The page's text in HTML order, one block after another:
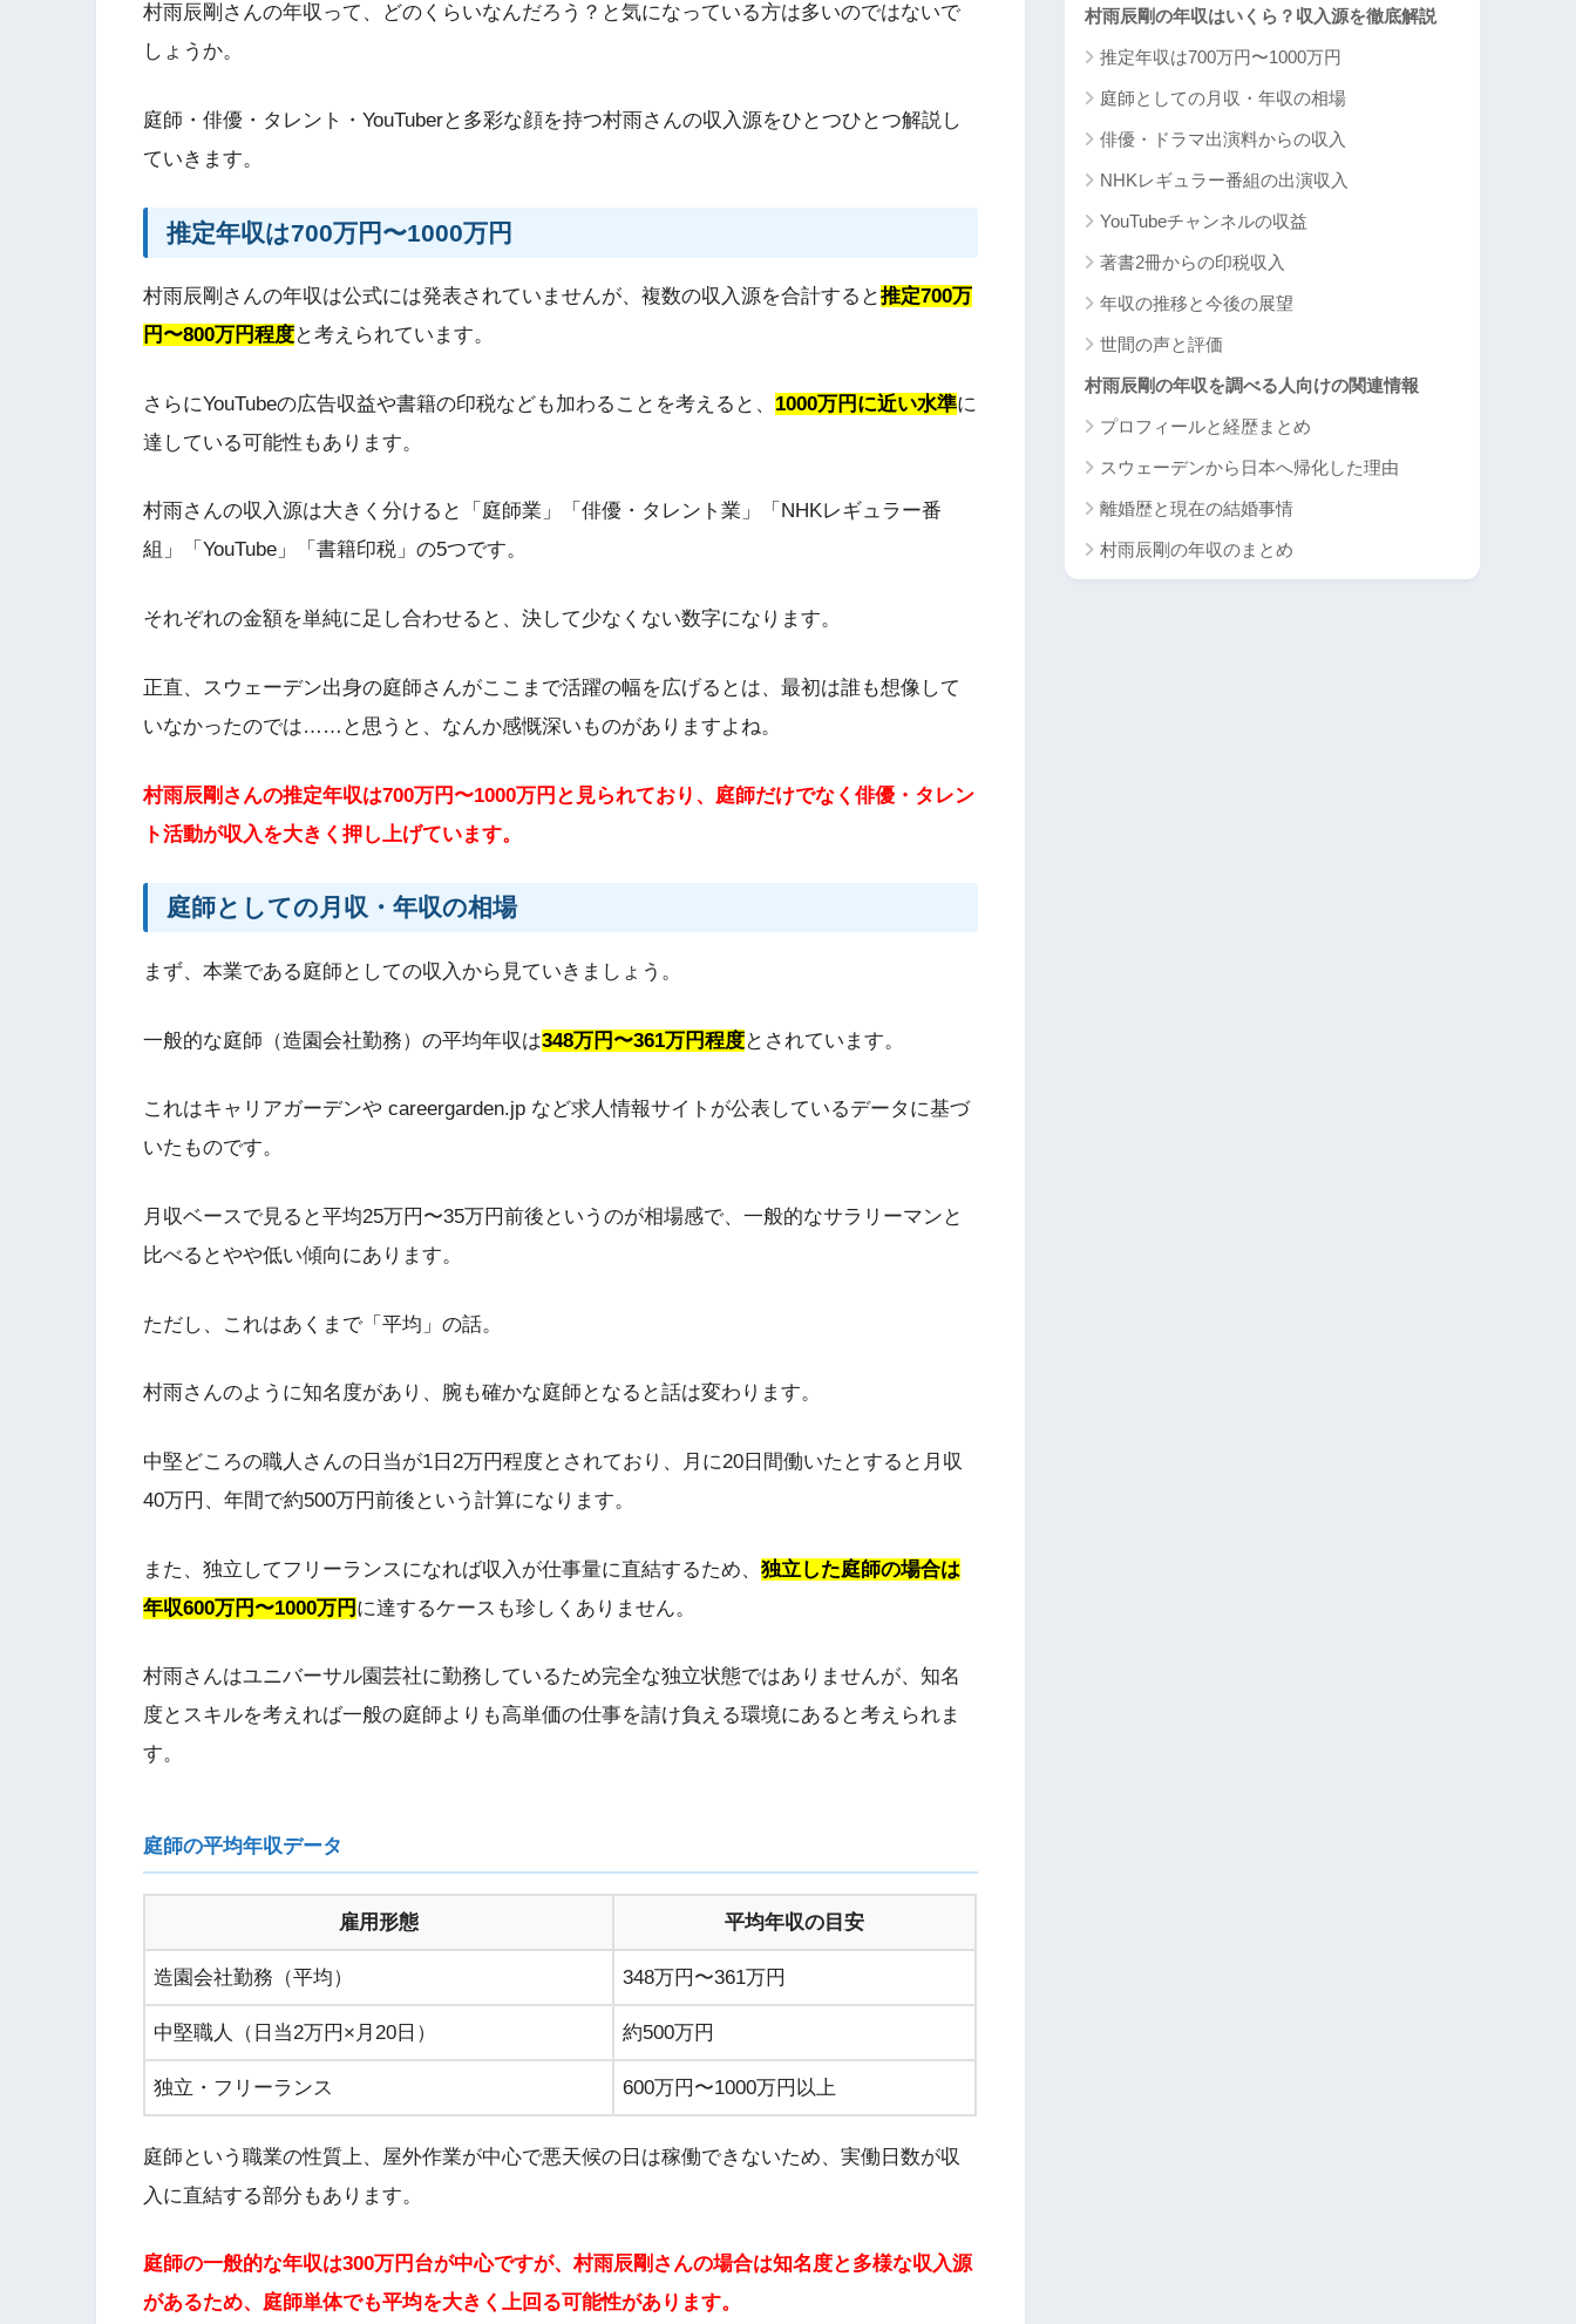
村雨辰剛さんの年収って、どのくらいなんだろう？と気になっている方は多いのではないで
しょうか。
庭師・俳優・タレント・YouTuberと多彩な顔を持つ村雨さんの収入源をひとつひとつ解説し
ていきます。
推定年収は700万円〜1000万円
村雨辰剛さんの年収は公式には発表されていませんが、複数の収入源を合計すると推定700万
円〜800万円程度と考えられています。
さらにYouTubeの広告収益や書籍の印税なども加わることを考えると、 1000万円に近い水準に
達している可能性もあります。
村雨さんの収入源は大きく分けると「庭師業」「俳優・タレント業」「NHKレギュラー番
組」「YouTube」「書籍印税」の5つです。
それぞれの金額を単純に足し合わせると、決して少なくない数字になります。
正直、スウェーデン出身の庭師さんがここまで活躍の幅を広げるとは、最初は誰も想像して
いなかったのでは……と思うと、なんか感慨深いものがありますよね。
村雨辰剛さんの推定年収は700万円〜1000万円と見られており、庭師だけでなく俳優・タレン
ト活動が収入を大きく押し上げています。
庭師としての月収・年収の相場
まず、本業である庭師としての収入から見ていきましょう。
一般的な庭師（造園会社勤務）の平均年収は348万円〜361万円程度とされています。
これはキャリアガーデンや careergarden.jp など求人情報サイトが公表しているデータに基づ
いたものです。
月収ベースで見ると平均25万円〜35万円前後というのが相場感で、一般的なサラリーマンと
比べるとやや低い傾向にあります。
ただし、これはあくまで「平均」の話。
村雨さんのように知名度があり、腕も確かな庭師となると話は変わります。
中堅どころの職人さんの日当が1日2万円程度とされており、月に20日間働いたとすると月収
40万円、年間で約500万円前後という計算になります。
また、独立してフリーランスになれば収入が仕事量に直結するため、 独立した庭師の場合は
年収600万円〜1000万円 に達するケースも珍しくありません。
村雨さんはユニバーサル園芸社に勤務しているため完全な独立状態ではありませんが、知名
度とスキルを考えれば一般の庭師よりも高単価の仕事を請け負える環境にあると考えられま
す。
庭師の平均年収データ
雇用形態 平均年収の目安
造園会社勤務（平均） 348万円〜361万円
中堅職人（日当2万円×月20日） 約500万円
独立・フリーランス 600万円〜1000万円以上
庭師という職業の性質上、屋外作業が中心で悪天候の日は稼働できないため、実働日数が収
入に直結する部分もあります。
庭師の一般的な年収は300万円台が中心ですが、村雨辰剛さんの場合は知名度と多様な収入源
があるため、庭師単体でも平均を大きく上回る可能性があります。
村雨辰剛の年収はいくら？収入源を徹底解説
推定年収は700万円〜1000万円
庭師としての月収・年収の相場
俳優・ドラマ出演料からの収入
NHKレギュラー番組の出演収入
YouTubeチャンネルの収益
著書2冊からの印税収入
年収の推移と今後の展望
世間の声と評価
村雨辰剛の年収を調べる人向けの関連情報
プロフィールと経歴まとめ
スウェーデンから日本へ帰化した理由
離婚歴と現在の結婚事情
村雨辰剛の年収のまとめ